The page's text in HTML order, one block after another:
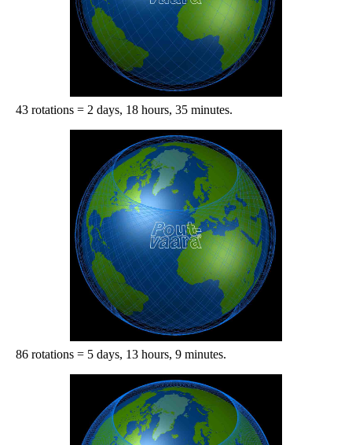
43 rotations = 2 days, 18 hours, 35 minutes.
86 rotations = 5 days, 13 hours, 9 minutes.